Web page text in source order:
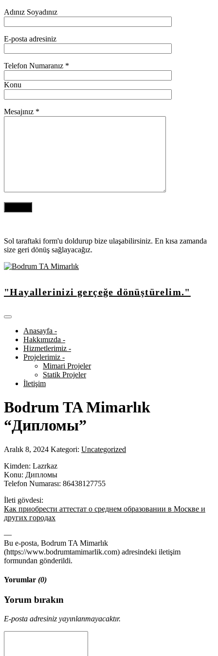
Adınız Soyadınız
E-posta adresiniz
Telefon Numaranız *
Konu
Mesajınız *
Sol taraftaki form'u doldurup bize ulaşabilirsiniz. En kısa zamanda
size geri dönüş sağlayacağız.
"Hayallerinizi gerçeğe dönüştürelim."
Anasayfa -
Hakkımızda -
Hizmetlerimiz -
Projelerimiz -
Mimari Projeler
Statik Projeler
İletişim
Bodrum TA Mimarlık
“Дипломы”
Aralık 8, 2024 Kategori: Uncategorized
Kimden: Lazrkaz
Konu: Дипломы
Telefon Numarası: 86438127755
İleti gövdesi:
Как приобрести аттестат о среднем образовании в Москве и
других городах
—
Bu e-posta, Bodrum TA Mimarlık
(https://www.bodrumtamimarlik.com) adresindeki iletişim
formundan gönderildi.
Yorumlar (0)
Yorum bırakın
E-posta adresiniz yayınlanmayacaktır.